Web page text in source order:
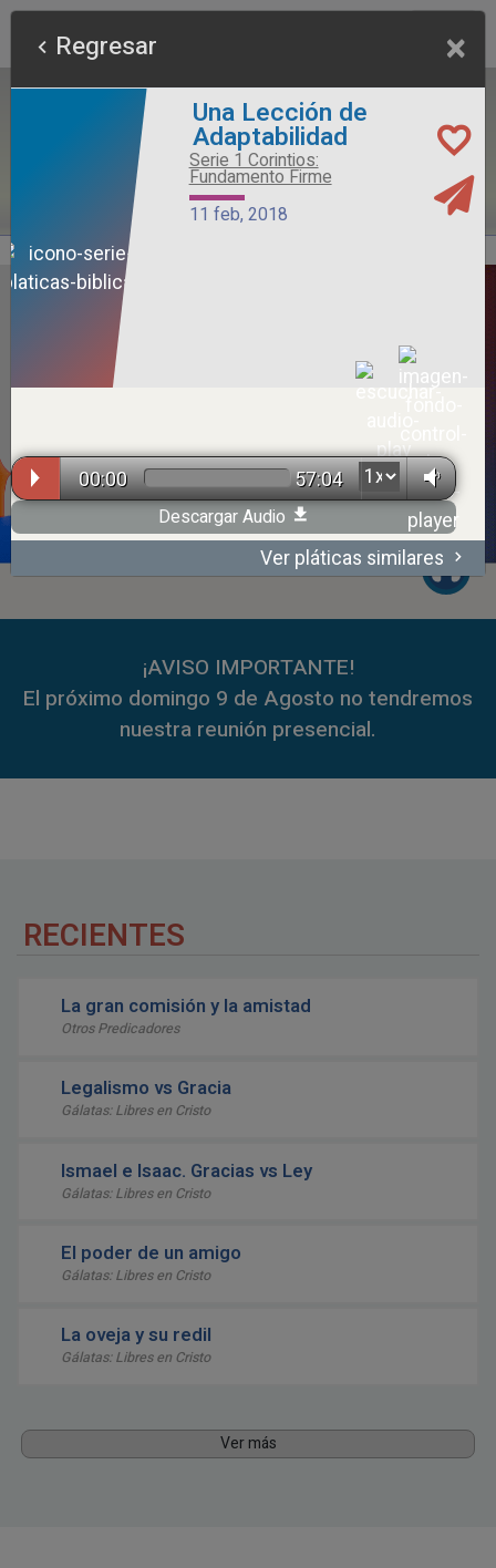
59:35
¡AVISO IMPORTANTE!
El próximo domingo 9 de Agosto no tendremos
nuestra reunión presencial.
RECIENTES
La gran comisión y la amistad
Otros Predicadores
Legalismo vs Gracia
Gálatas: Libres en Cristo
Ismael e Isaac. Gracias vs Ley
Gálatas: Libres en Cristo
El poder de un amigo
Gálatas: Libres en Cristo
La oveja y su redil
Gálatas: Libres en Cristo
Ver más
Regresar ×
Una Lección de
Adaptabilidad
Serie 1 Corintios:
Fundamento Firme
11 feb, 2018
00:00 57:04
Descargar Audio
Ver pláticas similares